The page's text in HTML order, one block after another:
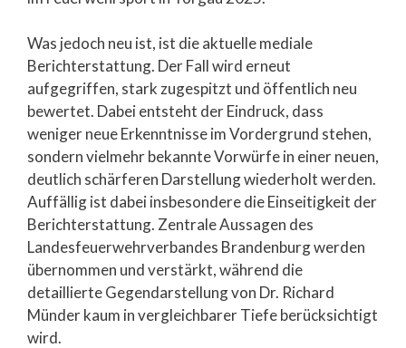
Was jedoch neu ist, ist die aktuelle mediale
Berichterstattung. Der Fall wird erneut
aufgegriffen, stark zugespitzt und öffentlich neu
bewertet. Dabei entsteht der Eindruck, dass
weniger neue Erkenntnisse im Vordergrund stehen,
sondern vielmehr bekannte Vorwürfe in einer neuen,
deutlich schärferen Darstellung wiederholt werden.
Auffällig ist dabei insbesondere die Einseitigkeit der
Berichterstattung. Zentrale Aussagen des
Landesfeuerwehrverbandes Brandenburg werden
übernommen und verstärkt, während die
detaillierte Gegendarstellung von Dr. Richard
Münder kaum in vergleichbarer Tiefe berücksichtigt
wird.